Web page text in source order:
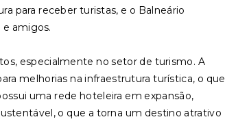
para receber turistas, e o Balneário
e amigos.
especialmente no setor de turismo. A
melhorias na infraestrutura turística, o que
uma rede hoteleira em expansão,
o que a torna um destino atrativo